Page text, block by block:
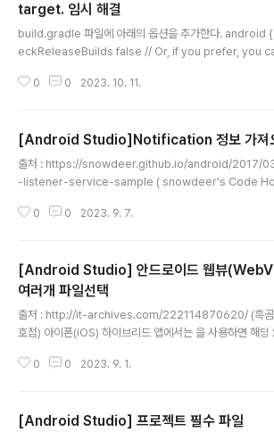
target. 임시 해결
build.gradle 파일에 아래의 옵션을 추가한다.
eckReleaseBuilds false // Or, if you prefer, you
en errors are found: abortOnError false }
0 0 2023. 10. 11.
[Android Studio]Notification 정보 가져
출처 : https://snowdeer.github.io/android/2017/
-listener-service-sample ( snowdeer's Code
다. 안드로이드에서 NotificationListenerService라는 서
문에 gradle 등에 별도로 추가할 필요는 없고,
서비스를 등록해주면 됩니다. AndroidManifest.xml ...
0 0 2023. 9. 7.
[Android Studio] 안드로이드 웹뷰
여러개 파일선택
출처 : http://it-archives.com/222114870620/ (흑곰
호점) 아이폰(iOS) 하이브리드 앱에서는 을 사용하면 해당
아무 반응이 없다. 안드로이드 하이브리드앱에서 파일을 선
선언하면 된다. // 안드로이드 웹뷰에서 파일 첨부하기
0 0 2023. 9. 1.
[Android Studio] 프로젝트 필수 파일